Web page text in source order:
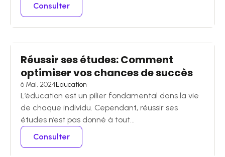
Consulter
Réussir ses études: Comment
optimiser vos chances de succès
6 Mai, 2024Education
L’éducation est un pilier fondamental dans la vie
de chaque individu. Cependant, réussir ses
études n’est pas donné à tout...
Consulter